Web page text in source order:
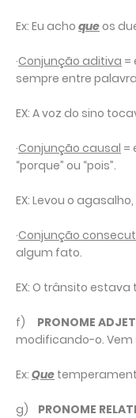
Ex: Eu acho queos
·Conjunção aditiva =
sempre entre
EX: A voz do sino
·Conjunção causal =
“porque” ou “pois”.
EX: Levou o agasalho,
·Conjunção
algum fato.
EX: O trânsito estava
f) PRONOME
modificando-o. Vem
Ex: Que
g) PRONOME